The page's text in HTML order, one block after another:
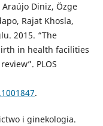
Diniz, Özge
Rajat Khosla,
2015. “The
in health facilities
PLOS
.
i ginekologia.